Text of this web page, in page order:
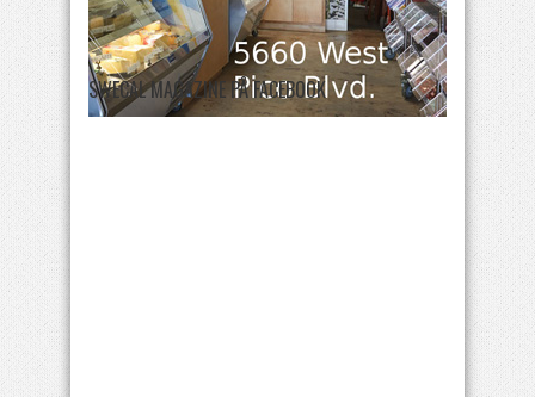
SWECAL MAGAZINE PÅ FACEBOOK